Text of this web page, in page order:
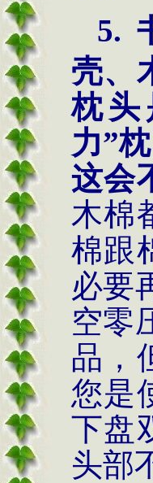
5.
壳、
枕
力”
这会
木棉
棉跟
必要
空零
品，
您是
下盘
头部